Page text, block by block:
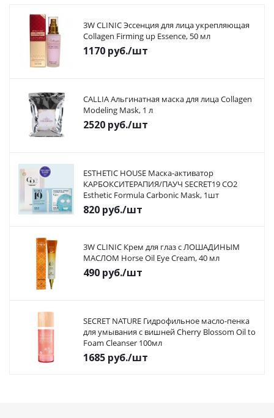
3W CLINIC Эссенция для лица укрепляющая
Collagen Firming up Essence, 50 мл
1170 руб./шт
CALLIA Альгинатная маска для лица Collagen
Modeling Mask, 1 л
2520 руб./шт
ESTHETIC HOUSE Маска-активатор
КАРБОКСИТЕРАПИЯ/ПАУЧ SECRET19 CO2
Esthetic Formula Carbonic Mask, 1шт
820 руб./шт
3W CLINIC Крем для глаз с ЛОШАДИНЫМ
МАСЛОМ Horse Oil Eye Cream, 40 мл
490 руб./шт
SECRET NATURE Гидрофильное масло-пенка
для умывания с вишней Cherry Blossom Oil to
Foam Cleanser 100мл
1685 руб./шт